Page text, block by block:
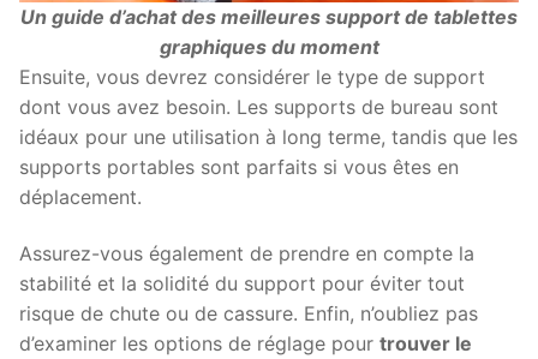
Un guide d’achat des meilleures support de tablettes
graphiques du moment
Ensuite, vous devrez considérer le type de support
dont vous avez besoin. Les supports de bureau sont
idéaux pour une utilisation à long terme, tandis que les
supports portables sont parfaits si vous êtes en
déplacement.
Assurez-vous également de prendre en compte la
stabilité et la solidité du support pour éviter tout
risque de chute ou de cassure. Enfin, n’oubliez pas
d’examiner les options de réglage pour trouver le